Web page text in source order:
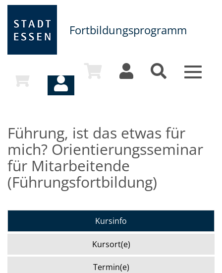
Fortbildungsprogramm
Toggle
Führung, ist das etwas für
mich? Orientierungsseminar
für Mitarbeitende
(Führungsfortbildung)
Kursinfo
Kursort(e)
Termin(e)